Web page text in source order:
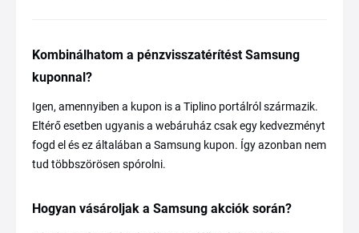
Kombinálhatom a pénzvisszatérítést Samsung
kuponnal?
Igen, amennyiben a kupon is a Tiplino portálról származik.
Eltérő esetben ugyanis a webáruház csak egy kedvezményt
fogd el és ez általában a Samsung kupon. Így azonban nem
tud többszörösen spórolni.
Hogyan vásároljak a Samsung akciók során?